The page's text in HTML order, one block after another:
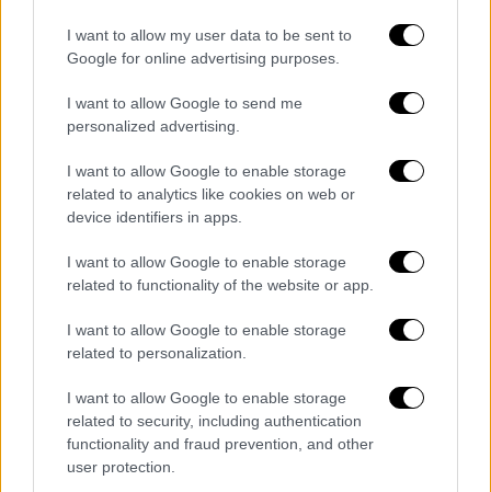
I want to allow my user data to be sent to
Google for online advertising purposes.
I want to allow Google to send me
personalized advertising.
I want to allow Google to enable storage
related to analytics like cookies on web or
device identifiers in apps.
I want to allow Google to enable storage
related to functionality of the website or app.
I want to allow Google to enable storage
related to personalization.
I want to allow Google to enable storage
related to security, including authentication
functionality and fraud prevention, and other
user protection.
Αναλυτικά τι αναφέρει το δελτίο Τύπου:
«Να επέμβει ο Εισαγγελέας για το θάνατο
Νοσοκομείο της Νίκαιας.
Παράνομο έγγραφο του Διοικητή 3 ημέρες
πριν το θάνατό της που αναθέτει τον
εντοπισμό των παράνομων αποκλειστικών
σε πενταμελή επιτροπή νόμιμων
Περιήλθε στην κατοχή μας έγγραφο που
υπογράφει ο Διοικητής του Νοσοκομείου
Νίκαιας και η Διευθύντρια Νοσηλευτικής
Υπηρεσία, με το οποίο παράνομα ανατίθεται
ο έλεγχος και ο εντοπισμός παράνομων